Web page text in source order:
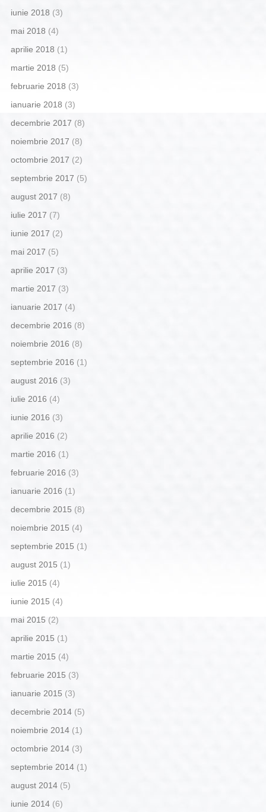
iunie 2018 (3)
mai 2018 (4)
aprilie 2018 (1)
martie 2018 (5)
februarie 2018 (3)
ianuarie 2018 (3)
decembrie 2017 (8)
noiembrie 2017 (8)
octombrie 2017 (2)
septembrie 2017 (5)
august 2017 (8)
iulie 2017 (7)
iunie 2017 (2)
mai 2017 (5)
aprilie 2017 (3)
martie 2017 (3)
ianuarie 2017 (4)
decembrie 2016 (8)
noiembrie 2016 (8)
septembrie 2016 (1)
august 2016 (3)
iulie 2016 (4)
iunie 2016 (3)
aprilie 2016 (2)
martie 2016 (1)
februarie 2016 (3)
ianuarie 2016 (1)
decembrie 2015 (8)
noiembrie 2015 (4)
septembrie 2015 (1)
august 2015 (1)
iulie 2015 (4)
iunie 2015 (4)
mai 2015(2)
aprilie 2015 (1)
martie 2015 (4)
februarie 2015 (3)
ianuarie 2015 (3)
decembrie 2014(5)
noiembrie 2014(1)
octombrie 2014(3)
septembrie 2014(1)
august 2014(5)
iunie 2014(6)